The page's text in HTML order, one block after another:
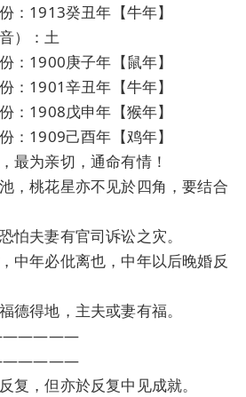
：1913癸丑年【牛年】
）：土
：1900庚子年【鼠年】
：1901辛丑年【牛年】
：1908戊申年【猴年】
：1909己酉年【鸡年】
最为亲切，通命有情！
，桃花星亦不见於四角，要结合
怕夫妻有官司诉讼之灾。
中年必仳离也，中年以后晚婚反
德得地，主夫或妻有福。
复，但亦於反复中见成就。